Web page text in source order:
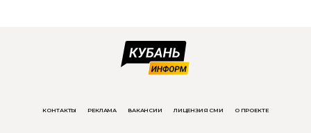
КОНТАКТЫ РЕКЛАМА ВАКАНСИИ ЛИЦЕНЗИЯ СМИ О ПРОЕКТЕ